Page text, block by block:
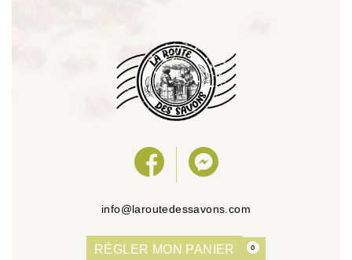
info@laroutedessavons.com
RÉGLER MON PANIER 0